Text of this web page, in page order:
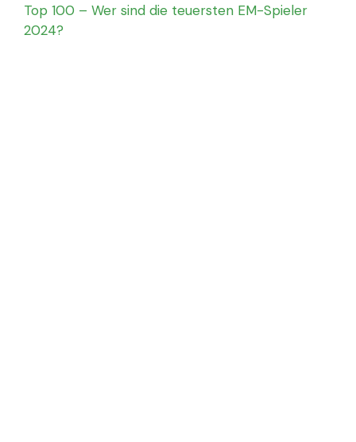
Top 100 – Wer sind die teuersten EM-Spieler
2024?